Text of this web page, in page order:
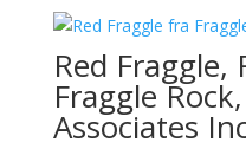
Red Fraggle,
Fraggle
Associates